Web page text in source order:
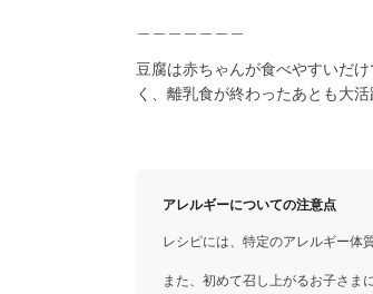
豆腐は赤ちゃんが食べやすいだ
く、離乳食が終わったあとも大
アレルギーについての注意点
レシピには、特定のアレルギー体
また、初めて召し上がるお子さま